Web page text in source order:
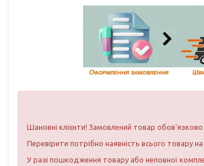
Шановні клієнти! Замовлений товар
Перевірити потрібно наявність всього товару
У разі пошкодження товару або неповної